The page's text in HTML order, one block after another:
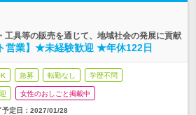
工具等の販売を通じて、地域社会の発展に貢献
営業】★未経験歓迎 ★年休122日
急募 転勤なし 学歴不問
女性のおしごと掲載中
予定日： 2027/01/28